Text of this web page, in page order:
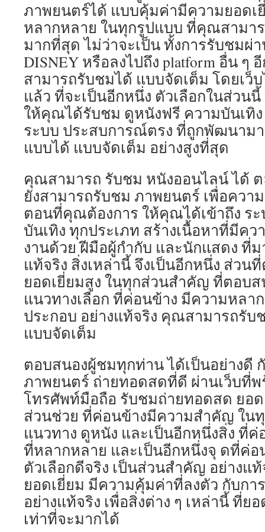
ภาพยนตร์ได้ แบบคุ้มค่ามีความยอดเ
หลากหลาย ในทุกรูปแบบ ที่คุณสามาร
มากที่สุด ไม่ว่าจะเป็น ทั้งการรับชมผ่า
DISNEY หรือลงไปถึง platform อื่น
สามารถรับชมได้ แบบจัดเต็ม โดยเว็
แล้ว ที่จะเป็นอีกหนึ่ง ตัวเลือกในส่วน
ให้คุณได้รับชม ดูหนังฟรี ความบันเทิ
ระบบ ประสบการณ์ตรง ที่ถูกพัฒนาม
แบบได้ แบบจัดเต็ม อย่างสูงที่สุด
คุณสามารถ รับชม หนังออนไลน์ ได้
ยังสามารถรับชม ภาพยนตร์ เพื่อควา
ตอนที่คุณต้องการ ให้คุณได้เข้าถึง ร
บันเทิง ทุกประเภท สร้างเนื้อหาที่มีค
งานด้วย ฝีมือผู้กำกับ และนักแสดง ที่
แท้จริง สิ่งเหล่านี้ จึงเป็นอีกหนึ่ง ส่วน
ยอดเยี่ยมสูง ในทุกส่วนสำคัญ ที่ตอบ
แนวทางเลือก ที่ค่อนข้าง มีความหลา
ประกอบ อย่างแท้จริง คุณสามารถรับ
แบบจัดเต็ม
ตอบสนองผู้ชมทุกท่าน ได้เป็นอย่างดี
ภาพยนตร์ ถ่ายทอดสดที่ดี ผ่านเว็บที่พ
โทรศัพท์มือถือ รับชมถ่ายทอดสด ยอด
ส่วนช่วย ที่ค่อนข้างมีความสำคัญ ใน
แนวทาง ดูหนัง และเป็นอีกหนึ่งสิ่ง ที่
ที่หลากหลาย และเป็นอีกหนึ่งจุ ดที่ค่อ
ตัวเลือกดีจริง เป็นส่วนสำคัญ อย่างแ
ยอดเยี่ยม มีความคุ้มค่าที่ลงตัว กับก
อย่างแท้จริง เพื่อสิ่งต่าง ๆ เหล่านี้ ที่
เท่าที่จะมากได้